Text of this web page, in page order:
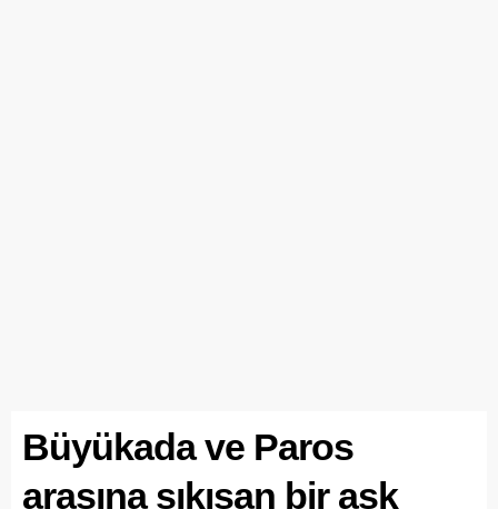
Büyükada ve Paros
arasına sıkışan bir aşk